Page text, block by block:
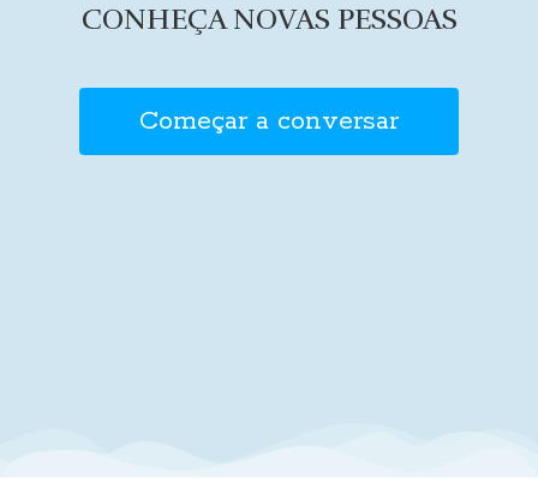
CONHEÇA NOVAS PESSOAS
Começar a conversar